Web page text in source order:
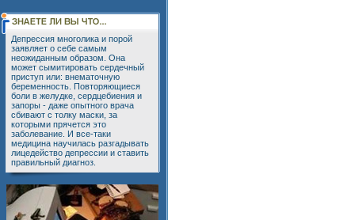
Депрессия многолика и порой
заявляет о себе самым
неожиданным образом. Она
может сымитировать сердечный
приступ или: внематочную
беременность. Повторяющиеся
боли в желудке, сердцебиения и
запоры - даже опытного врача
сбивают с толку маски, за
которыми прячется это
заболевание. И все-таки
медицина научилась разгадывать
лицедейство депрессии и ставить
правильный диагноз.